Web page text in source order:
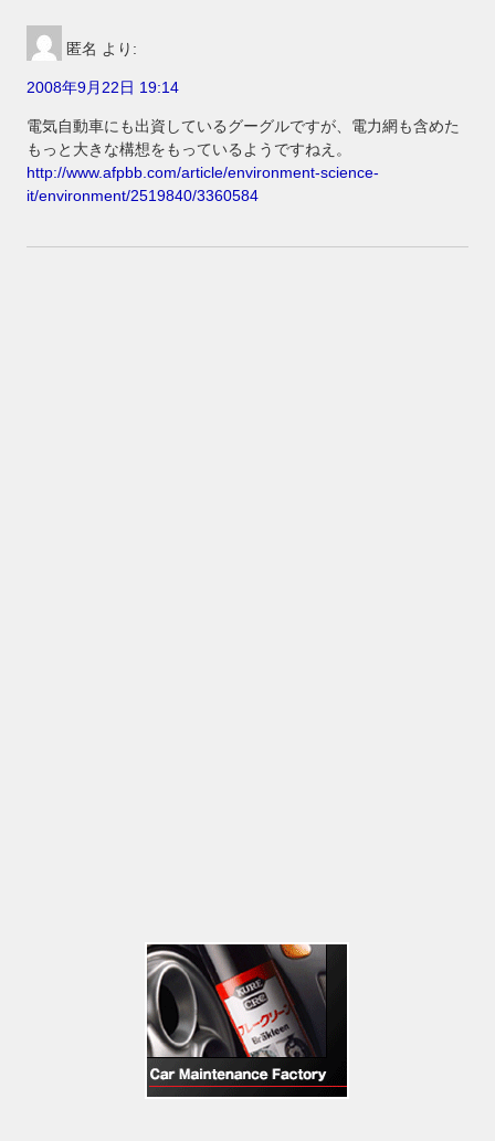
匿名 より:
2008年9月22日 19:14
電気自動車にも出資しているグーグルですが、電力網も含めた
もっと大きな構想をもっているようですねえ。
http://www.afpbb.com/article/environment-science-
it/environment/2519840/3360584